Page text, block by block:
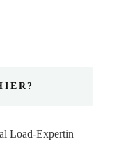
Load-Expertin